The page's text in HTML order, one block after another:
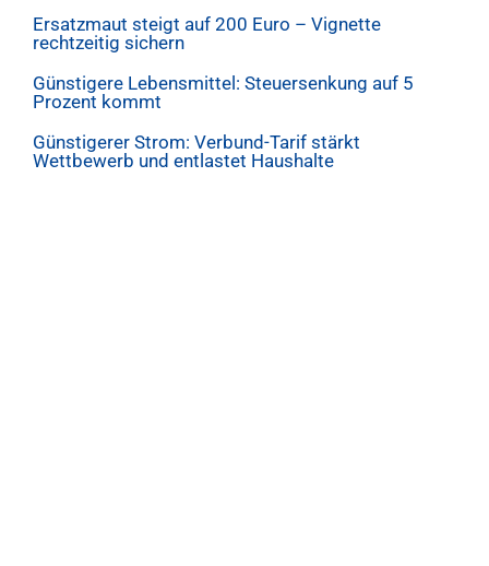
Ersatzmaut steigt auf 200 Euro – Vignette
rechtzeitig sichern
Günstigere Lebensmittel: Steuersenkung auf 5
Prozent kommt
Günstigerer Strom: Verbund-Tarif stärkt
Wettbewerb und entlastet Haushalte